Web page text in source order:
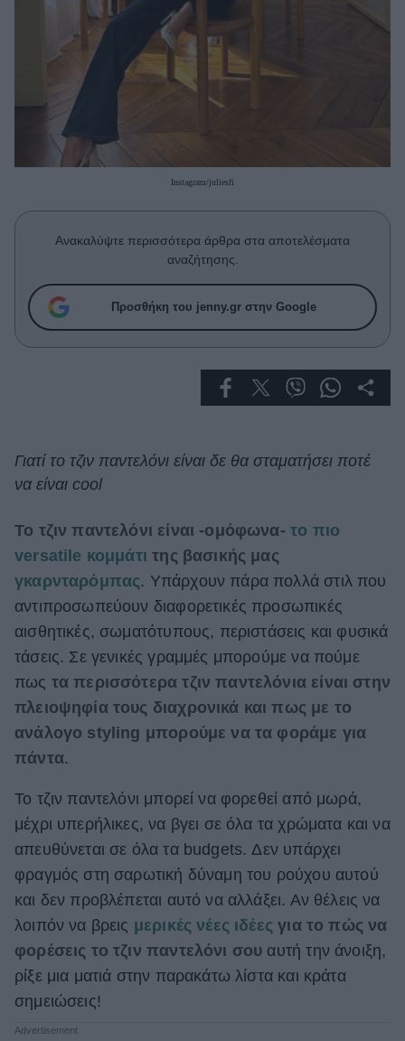
Woman Power
Working Girl
Real Women
Πρόσωπα
Celebrities
Συνεντεύξεις
True Stories
Ask the Guru
Success Stories
Deco
Green
Αφιερώματα
ΒΟΞ
Χωρίς Ταμπέλες
Hautes Grecians
Γάμος
Market News
Instagram/juliesfi
Ανακαλύψτε περισσότερα άρθρα στα αποτελέσματα
αναζήτησης.
Προσθήκη του jenny.gr στην Google
Γιατί το τζιν παντελόνι είναι δε θα σταματήσει ποτέ
να είναι cool
Το τζιν παντελόνι είναι -ομόφωνα- το πιο
versatile κομμάτι της βασικής μας
γκαρνταρόμπας. Υπάρχουν πάρα πολλά στιλ που
αντιπροσωπεύουν διαφορετικές προσωπικές
αισθητικές, σωματότυπους, περιστάσεις και φυσικά
τάσεις. Σε γενικές γραμμές μπορούμε να πούμε
πως τα περισσότερα τζιν παντελόνια είναι στην
πλειοψηφία τους διαχρονικά και πως με το
ανάλογο styling μπορούμε να τα φοράμε για
πάντα.
Το τζιν παντελόνι μπορεί να φορεθεί από μωρά,
μέχρι υπερήλικες, να βγει σε όλα τα χρώματα και να
απευθύνεται σε όλα τα budgets. Δεν υπάρχει
φραγμός στη σαρωτική δύναμη του ρούχου αυτού
και δεν προβλέπεται αυτό να αλλάξει. Αν θέλεις να
λοιπόν να βρεις μερικές νέες ιδέες για το πώς να
φορέσεις το τζιν παντελόνι σου αυτή την άνοιξη,
ρίξε μια ματιά στην παρακάτω λίστα και κράτα
σημειώσεις!